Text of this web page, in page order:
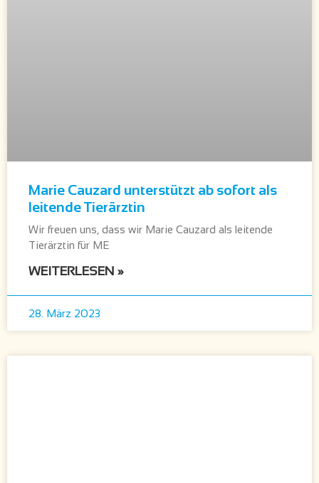
Marie Cauzard unterstützt ab sofort als
leitende Tierärztin
Wir freuen uns, dass wir Marie Cauzard als leitende
Tierärztin für ME
WEITERLESEN »
28. März 2023